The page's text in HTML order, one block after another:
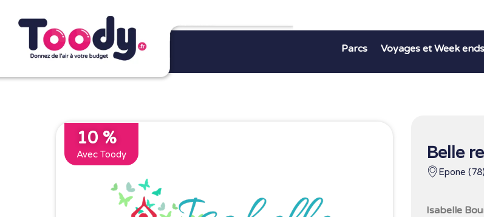
Parcs Voyages et Week ends
10 %
Avec Toody Belle
Epone (78)
Isabelle